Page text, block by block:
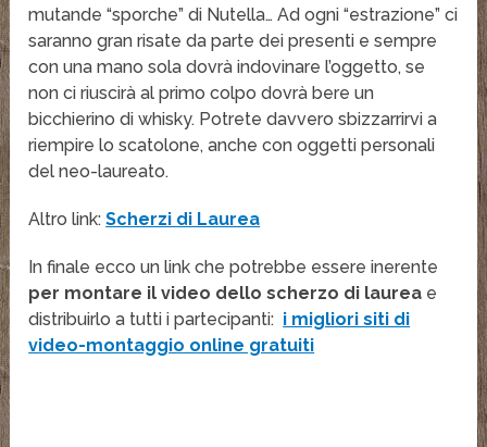
mutande “sporche” di Nutella… Ad ogni “estrazione” ci
saranno gran risate da parte dei presenti e sempre
con una mano sola dovrà indovinare l’oggetto, se
non ci riuscirà al primo colpo dovrà bere un
bicchierino di whisky. Potrete davvero sbizzarrirvi a
riempire lo scatolone, anche con oggetti personali
del neo-laureato.
Altro link:Scherzi di Laurea
In finale ecco un link che potrebbe essere inerente
per montare il video dello scherzo di laurea e
distribuirlo a tutti i partecipanti: i migliori siti di
video-montaggio online gratuiti